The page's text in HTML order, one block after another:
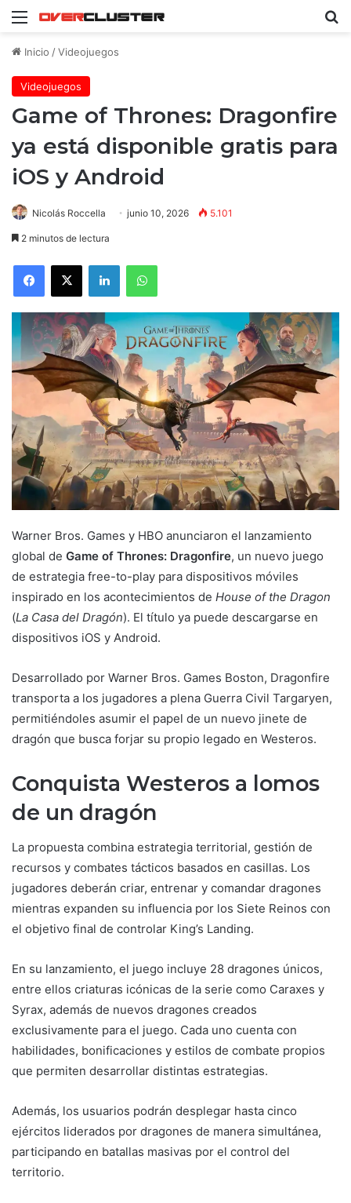
Menú
Inicio /Videojuegos
Videojuegos
Game of Thrones: Dragonfire
ya está disponible gratis para
iOS y Android
Nicolás Roccella junio 10, 2026 5.101
2 minutos de lectura
Facebook
X LinkedInWhatsApp
Warner Bros. Games y HBO anunciaron el lanzamiento
global de Game of Thrones: Dragonfire, un nuevo juego
de estrategia free-to-play para dispositivos móviles
inspirado en los acontecimientos de House of the Dragon
(La Casa del Dragón). El título ya puede descargarse en
dispositivos iOS y Android.
Desarrollado por Warner Bros. Games Boston, Dragonfire
transporta a los jugadores a plena Guerra Civil Targaryen,
permitiéndoles asumir el papel de un nuevo jinete de
dragón que busca forjar su propio legado en Westeros.
Conquista Westeros a lomos
de un dragón
La propuesta combina estrategia territorial, gestión de
recursos y combates tácticos basados en casillas. Los
jugadores deberán criar, entrenar y comandar dragones
mientras expanden su influencia por los Siete Reinos con
el objetivo final de controlar King’s Landing.
En su lanzamiento, el juego incluye 28 dragones únicos,
entre ellos criaturas icónicas de la serie como Caraxes y
Syrax, además de nuevos dragones creados
exclusivamente para el juego. Cada uno cuenta con
habilidades, bonificaciones y estilos de combate propios
que permiten desarrollar distintas estrategias.
Además, los usuarios podrán desplegar hasta cinco
ejércitos liderados por dragones de manera simultánea,
participando en batallas masivas por el control del
territorio.